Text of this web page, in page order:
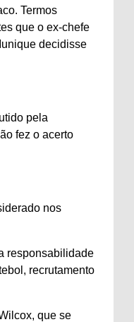
Termos
que o ex-chefe
decidisse
pela
fez o acerto
nos
responsabilidade
recrutamento
que se